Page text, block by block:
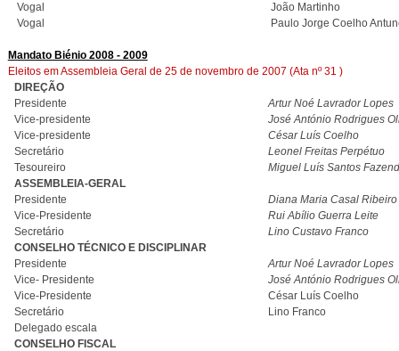
Vogal
João Martinho
Vogal
Paulo Jorge Coelho
Mandato Biénio 2008 - 2009
Eleitos em Assembleia Geral de 25 de novembro de 2007 (Ata nº 31 )
DIREÇÃO
Presidente
Artur Noé Lavrador Lopes
Vice-presidente
José António Rodrigues
Vice-presidente
César Luís Coelho
Secretário
Leonel Freitas Perpétuo
Tesoureiro
Miguel Luís Santos
ASSEMBLEIA-GERAL
Presidente
Diana Maria Casal Ribeiro
Vice-Presidente
Rui Abílio Guerra Leite
Secretário
Lino Custavo Franco
CONSELHO TÉCNICO E DISCIPLINAR
Presidente
Artur Noé Lavrador Lopes
Vice- Presidente
José António Rodrigues
Vice-Presidente
César Luís Coelho
Secretário
Lino Franco
Delegado escala
CONSELHO FISCAL